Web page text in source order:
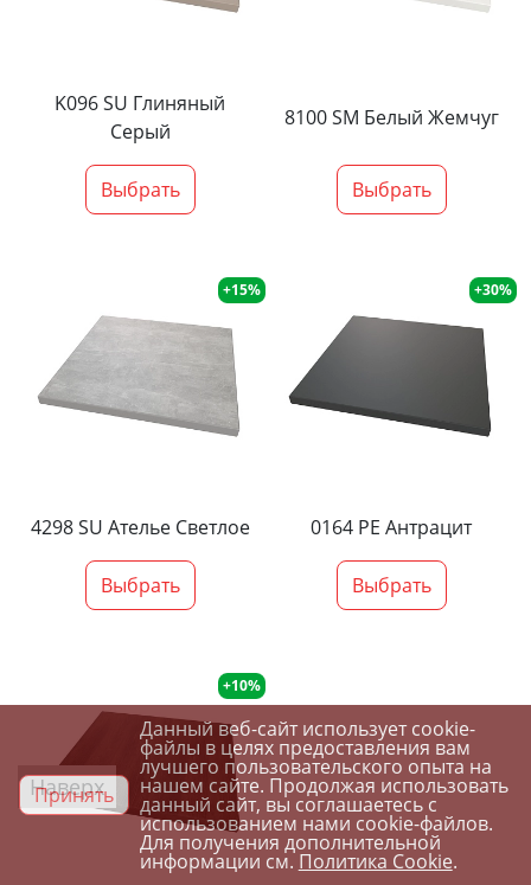
K096 SU Глиняный
Серый
Выбрать
8100 SM Белый Жемчуг
Выбрать
+15%
4298 SU Ателье Светлое
Выбрать
+30%
0164 PE Антрацит
Выбрать
+10%
Наверх
Принять
Данный веб-сайт использует cookie-
файлы в целях предоставления вам
лучшего пользовательского опыта на
нашем сайте. Продолжая использовать
данный сайт, вы соглашаетесь с
использованием нами cookie-файлов.
Для получения дополнительной
информации см.Политика Cookie.